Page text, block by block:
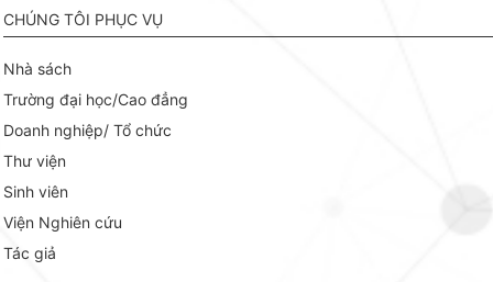
CHÚNG TÔI PHỤC VỤ
Nhà sách
Trường đại học/Cao đẳng
Doanh nghiệp/ Tổ chức
Thư viện
Sinh viên
Viện Nghiên cứu
Tác giả